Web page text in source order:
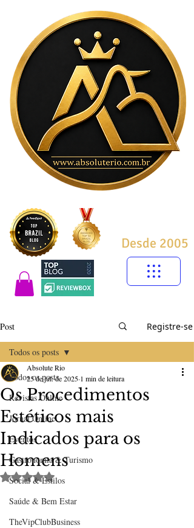
Desde 2005
Post Registre-se
Todos os posts
Revistas Online
Jornal Online
Eventos
Gastronomia & Turismo
Social & Estilos
Saúde & Bem Estar
TheVipClubBusiness
Todos os posts
Os Procedimentos
Estéticos mais
Indicados para os
Homens
Absolute Rio
25 de jul. de 2025 1 min de leitura
Avaliado com NaN de 5 estrelas.